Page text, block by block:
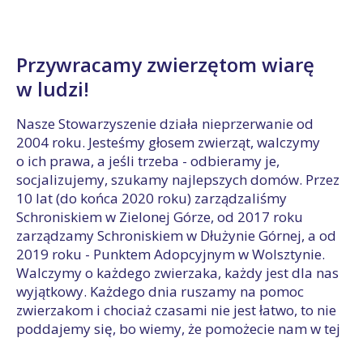
Przywracamy zwierzętom wiarę
w ludzi!
Nasze Stowarzyszenie działa nieprzerwanie od
2004 roku. Jesteśmy głosem zwierząt, walczymy
o ich prawa, a jeśli trzeba - odbieramy je,
socjalizujemy, szukamy najlepszych domów. Przez
10 lat (do końca 2020 roku) zarządzaliśmy
Schroniskiem w Zielonej Górze, od 2017 roku
zarządzamy Schroniskiem w Dłużynie Górnej, a od
2019 roku - Punktem Adopcyjnym w Wolsztynie.
Walczymy o każdego zwierzaka, każdy jest dla nas
wyjątkowy. Każdego dnia ruszamy na pomoc
zwierzakom i chociaż czasami nie jest łatwo, to nie
poddajemy się, bo wiemy, że pomożecie nam w tej